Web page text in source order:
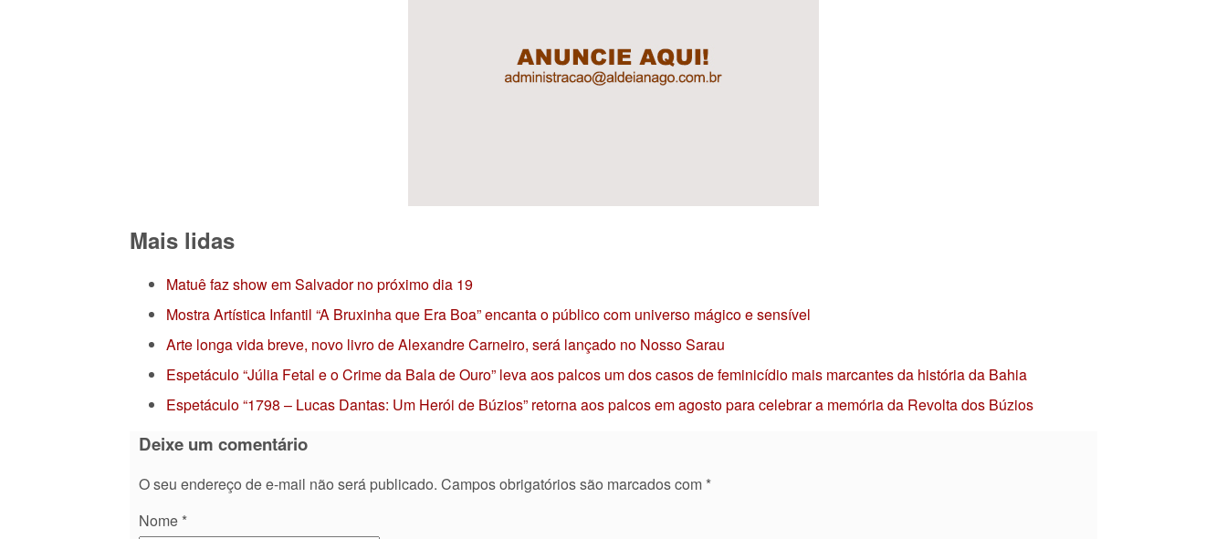
Mais lidas
Matuê faz show em Salvador no próximo dia 19
Mostra Artística Infantil “A Bruxinha que Era Boa” encanta o público com universo mágico e sensível
Arte longa vida breve, novo livro de Alexandre Carneiro, será lançado no Nosso Sarau
Espetáculo “Júlia Fetal e o Crime da Bala de Ouro” leva aos palcos um dos casos de feminicídio mais marcantes da história da Bahia
Espetáculo “1798 – Lucas Dantas: Um Herói de Búzios” retorna aos palcos em agosto para celebrar a memória da Revolta dos Búzios
Deixe um comentário
O seu endereço de e-mail não será publicado. Campos obrigatórios são marcados com *
Nome *